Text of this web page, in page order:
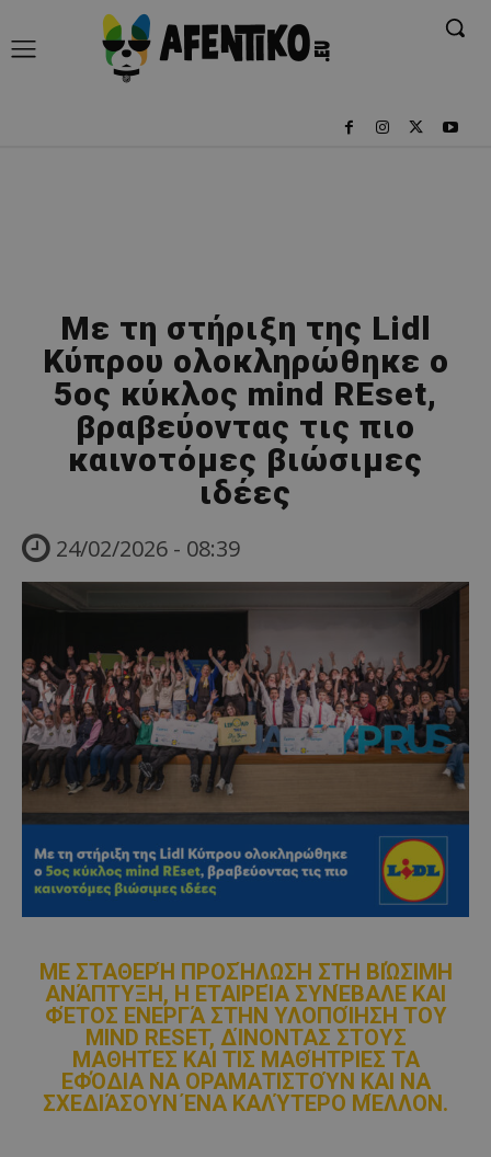
Με τη στήριξη της Lidl
Κύπρου ολοκληρώθηκε ο
5ος κύκλος mind REset,
βραβεύοντας τις πιο
καινοτόμες βιώσιμες
ιδέες
24/02/2026 - 08:39
ΜΕ ΣΤΑΘΕΡΉ ΠΡΟΣΉΛΩΣΗ ΣΤΗ ΒΙΏΣΙΜΗ
ΑΝΆΠΤΥΞΗ, Η ΕΤΑΙΡΕΊΑ ΣΥΝΈΒΑΛΕ ΚΑΙ
ΦΈΤΟΣ ΕΝΕΡΓΆ ΣΤΗΝ ΥΛΟΠΟΊΗΣΗ ΤΟΥ
MIND RESET, ΔΊΝΟΝΤΑΣ ΣΤΟΥΣ
ΜΑΘΗΤΈΣ ΚΑΙ ΤΙΣ ΜΑΘΉΤΡΙΕΣ ΤΑ
ΕΦΌΔΙΑ ΝΑ ΟΡΑΜΑΤΙΣΤΟΎΝ ΚΑΙ ΝΑ
ΣΧΕΔΙΆΣΟΥΝ ΈΝΑ ΚΑΛΎΤΕΡΟ ΜΈΛΛΟΝ.